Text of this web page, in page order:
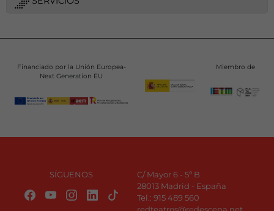
Financiado por la Unión Europea-
Next Generation EU
Miembro de
SÍGUENOS
C/ Mayor 6 - 5º B
28013 Madrid - España
Tel.: 915 489 560